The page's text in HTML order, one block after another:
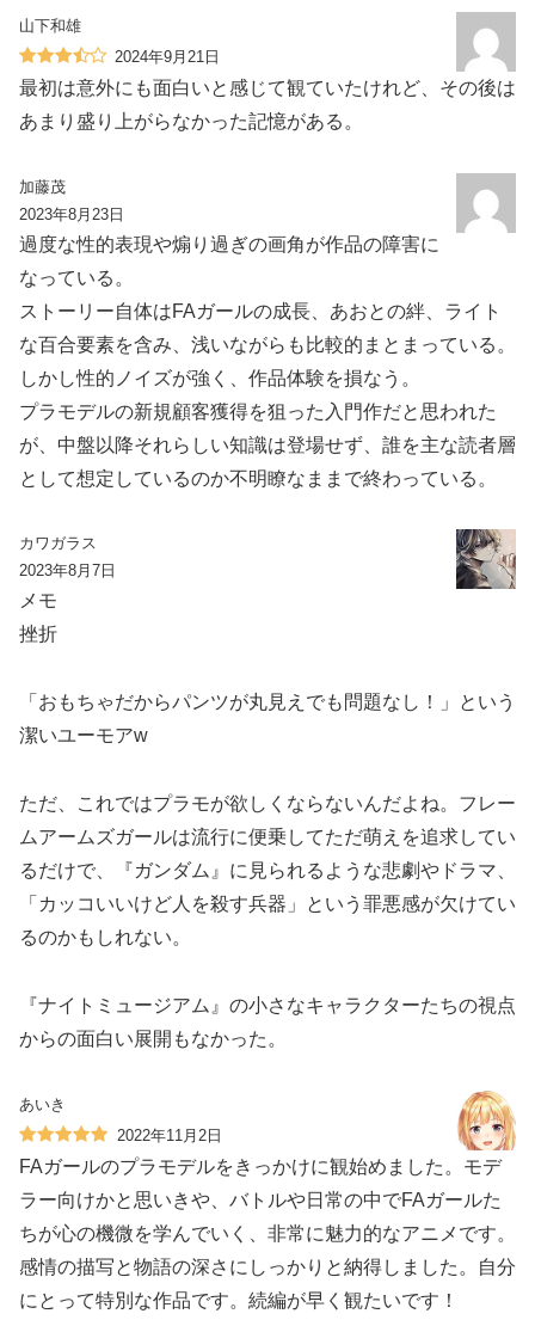
山下和雄
2024年9月21日
最初は意外にも面白いと感じて観ていたけれど、その後は
あまり盛り上がらなかった記憶がある。
加藤茂
2023年8月23日
過度な性的表現や煽り過ぎの画角が作品の障害に
なっている。
ストーリー自体はFAガールの成長、あおとの絆、ライト
な百合要素を含み、浅いながらも比較的まとまっている。
しかし性的ノイズが強く、作品体験を損なう。
プラモデルの新規顧客獲得を狙った入門作だと思われた
が、中盤以降それらしい知識は登場せず、誰を主な読者層
として想定しているのか不明瞭なままで終わっている。
カワガラス
2023年8月7日
メモ
挫折
「おもちゃだからパンツが丸見えでも問題なし！」という
潔いユーモアw
ただ、これではプラモが欲しくならないんだよね。フレー
ムアームズガールは流行に便乗してただ萌えを追求してい
るだけで、『ガンダム』に見られるような悲劇やドラマ、
「カッコいいけど人を殺す兵器」という罪悪感が欠けてい
るのかもしれない。
『ナイトミュージアム』の小さなキャラクターたちの視点
からの面白い展開もなかった。
あいき
2022年11月2日
FAガールのプラモデルをきっかけに観始めました。モデ
ラー向けかと思いきや、バトルや日常の中でFAガールた
ちが心の機微を学んでいく、非常に魅力的なアニメです。
感情の描写と物語の深さにしっかりと納得しました。自分
にとって特別な作品です。続編が早く観たいです！